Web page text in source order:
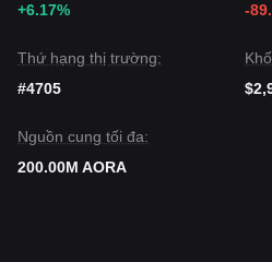
+6.17%
-
Thứ hạng thị trường:
#4705
Nguồn cung tối đa:
200.00M AORA